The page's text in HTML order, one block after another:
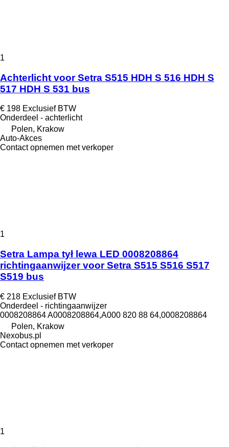
1
Achterlicht voor Setra S515 HDH S 516 HDH S
517 HDH S 531 bus
€ 198 Exclusief BTW
Onderdeel - achterlicht
Polen, Krakow
Auto-Akces
Contact opnemen met verkoper
1
Setra Lampa tył lewa LED 0008208864
richtingaanwijzer voor Setra S515 S516 S517
S519 bus
€ 218 Exclusief BTW
Onderdeel - richtingaanwijzer
0008208864 A0008208864,A000 820 88 64,0008208864
Polen, Krakow
Nexobus.pl
Contact opnemen met verkoper
1